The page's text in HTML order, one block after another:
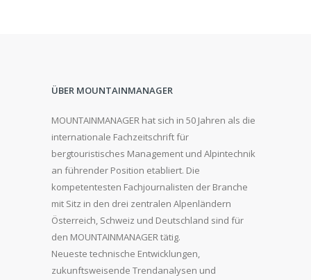
ÜBER MOUNTAINMANAGER
MOUNTAINMANAGER hat sich in 50 Jahren als die
internationale Fachzeitschrift für
bergtouristisches Management und Alpintechnik
an führender Position etabliert. Die
kompetentesten Fachjournalisten der Branche
mit Sitz in den drei zentralen Alpenländern
Österreich, Schweiz und Deutschland sind für
den MOUNTAINMANAGER tätig.
Neueste technische Entwicklungen,
zukunftsweisende Trendanalysen und